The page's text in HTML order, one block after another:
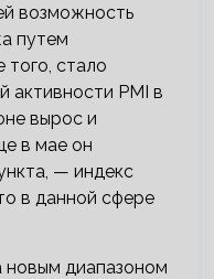
возможность
путем
того, стало
активности PMI в
вырос и
в мае он
— индекс
в данной сфере
новым диапазоном